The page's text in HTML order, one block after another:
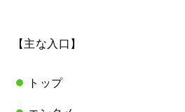
【主な入口】
トップ